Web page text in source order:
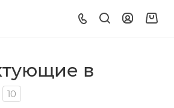
в
10